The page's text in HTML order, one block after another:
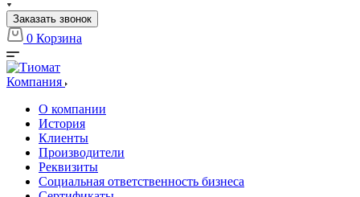
Заказать звонок
0 Корзина
Компания
О компании
История
Клиенты
Производители
Реквизиты
Социальная ответственность бизнеса